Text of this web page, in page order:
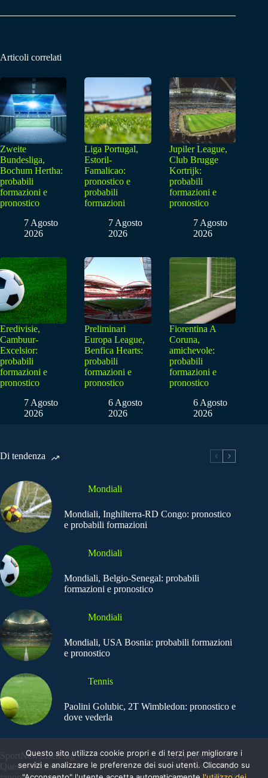
Articoli correlati
Zweite
Bundesliga,
Bochum Hertha:
probabili
formazioni e
pronostico
7 Agosto
2026
Liga Portugal,
Estoril-
Famalicao:
pronostico e
probabili
formazioni
7 Agosto
2026
Jupiler League,
Club Brugge
Kortrijk:
probabili
formazioni e
pronostico
7 Agosto
2026
Eredivisie,
Cambuur-
Excelsior:
probabili
formazioni e
pronostico
7 Agosto
2026
Preliminari
Europa League,
Benfica Hearts:
probabili
formazioni e
pronostico
6 Agosto
2026
Fiorentina A
Coruna,
amichevole:
probabili
formazioni e
pronostico
6 Agosto
2026
Di tendenza
Mondiali
Mondiali, Inghilterra-RD Congo: pronostico
e probabili formazioni
Mondiali
Mondiali, Belgio-Senegal: probabili
formazioni e pronostico
Mondiali
Mondiali, USA Bosnia: probabili formazioni
e pronostico
Tennis
Paolini Golubic, 2T Wimbledon: pronostico e
dove vederla
SportNews.BetFlag -
Questo sito non
Copyright © 2025
SportNews BetFlag
Questo sito utilizza cookie propri e di terzi per migliorare i
servizi e analizzare le preferenze dei suoi utenti. Cliccando su